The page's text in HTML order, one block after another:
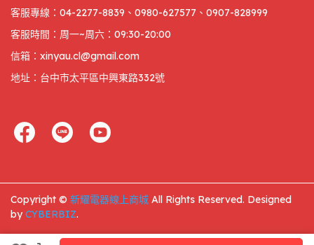
客服專線：04-2277-8839、0980-627577、0907-828999
客服時間：周一~周六：09:30-20:00
信箱：xinyau.cl@gmail.com
地址：台中市太平區中興東路332號
Copyright © 新耀電器線上商城 All Rights Reserved. Designed
byCYBERBIZ.